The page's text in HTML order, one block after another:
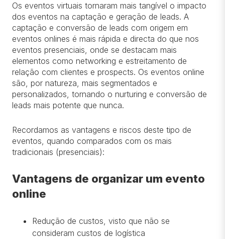
Os eventos virtuais tornaram mais tangível o impacto
dos eventos na captação e geração de leads. A
captação e conversão de leads com origem em
eventos onlines é mais rápida e directa do que nos
eventos presenciais, onde se destacam mais
elementos como networking e estreitamento de
relação com clientes e prospects. Os eventos online
são, por natureza, mais segmentados e
personalizados, tornando o nurturing e conversão de
leads mais potente que nunca.
Recordamos as vantagens e riscos deste tipo de
eventos, quando comparados com os mais
tradicionais (presenciais):
Vantagens de organizar um evento
online
Redução de custos, visto que não se
consideram custos de logística